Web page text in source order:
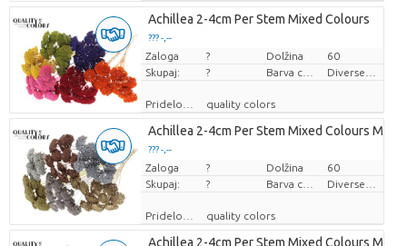
Achillea 2-4cm Per Stem Mixed Colours
??? -,--
Cena za kos
Zaloga ? Dolžina
60
Skupaj:
?
quality colors
Achillea 2-4cm Per Stem Mixed Colours
??? -,--
Cena za kos
Zaloga ? Dolžina
60
Skupaj:
?
quality colors
Achillea 2-4cm Per Stem Mixed Colours